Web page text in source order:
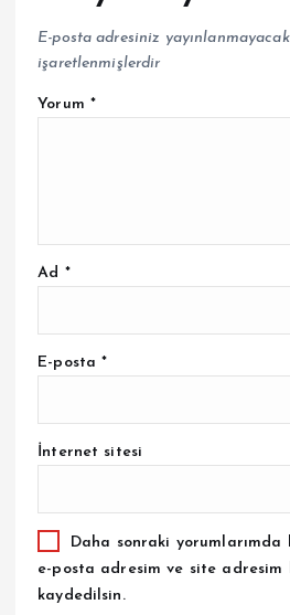
E-posta adresiniz
işaretlenmişlerdir
Yorum *
Ad *
E-posta*
İnternet sitesi
Daha sonraki yorumlarımda
e-posta adresim ve site adresim
kaydedilsin.